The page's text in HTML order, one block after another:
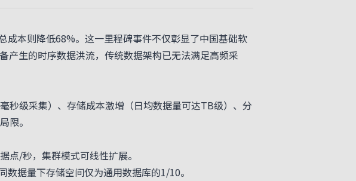
本则降低68%。这一里程碑事件不仅彰显了中国基础软
产生的时序数据洪流，传统数据架构已无法满足高频采
级采集）、存储成本激增（日均数据量可达TB级）、分
限。
/秒，集群模式可线性扩展。
据量下存储空间仅为通用数据库的1/10。